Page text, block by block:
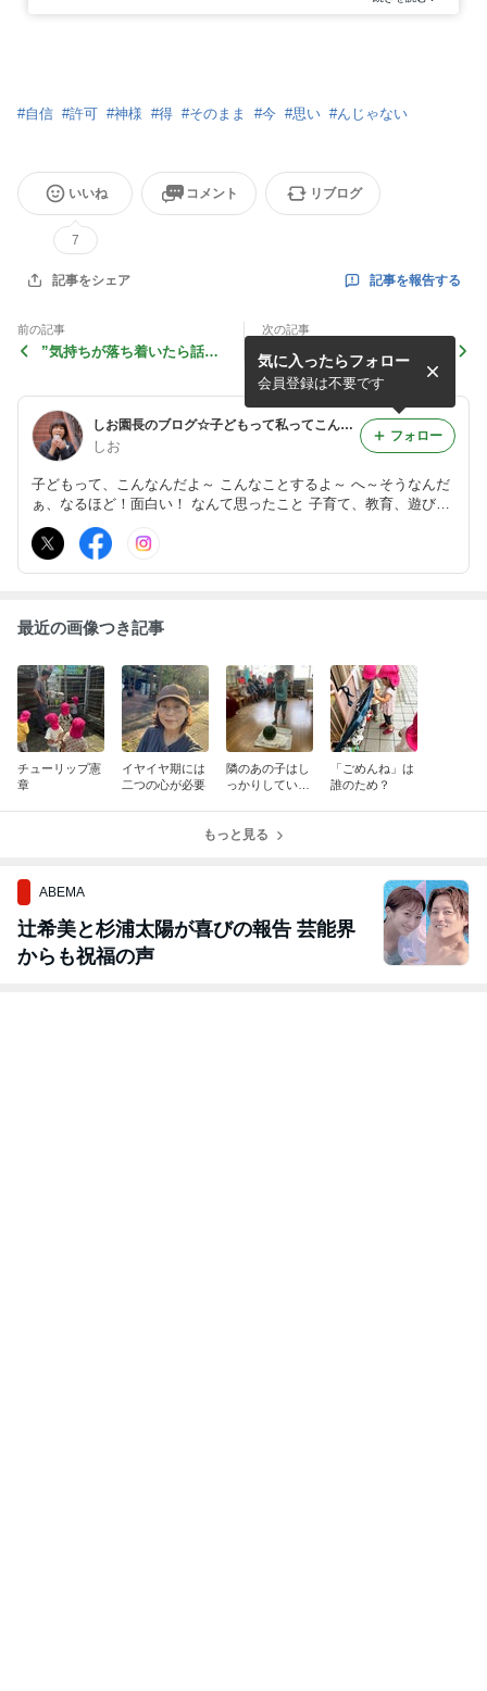
#自信 #許可 #神様 #得 #そのまま #今 #思い #んじゃない
いいね
7
コメント リブログ
記事をシェア 記事を報告する
前の記事
”気持ちが落ち着いたら話す
次の記事
しつもんをすると◯◯になり
ます
しお園長のブログ☆子どもって私ってこんなだよ〜
しお
子どもって、こんなんだよ～ こんなことするよ～ へ～そうなんだ
ぁ、なるほど！面白い！ なんて思ったこと 子育て、教育、遊び、
心のこと、笑い、私のこと とかを書いていきます。
気に入ったらフォロー
会員登録は不要です
フォロー
最近の画像つき記事
チューリップ憲
章
イヤイヤ期には
二つの心が必要
隣のあの子はし
っかりしていて
「ごめんね」は
誰のため？
もっと見る
ABEMA
辻希美と杉浦太陽が喜びの報告 芸能界
からも祝福の声